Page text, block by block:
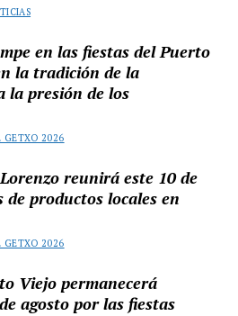
en las fiestas del Puerto
la tradición de la
la presión de los
GETXO 2026
reunirá este 10 de
de productos locales en
GETXO 2026
Viejo permanecerá
agosto por las fiestas